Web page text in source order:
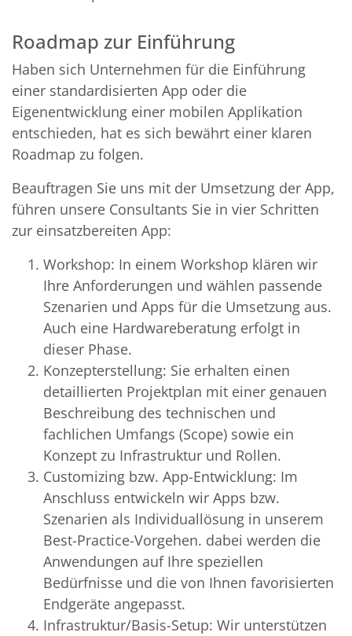
Roadmap zur Einführung
Haben sich Unternehmen für die Einführung
einer standardisierten App oder die
Eigenentwicklung einer mobilen Applikation
entschieden, hat es sich bewährt einer klaren
Roadmap zu folgen.
Beauftragen Sie uns mit der Umsetzung der App,
führen unsere Consultants Sie in vier Schritten
zur einsatzbereiten App:
Workshop: In einem Workshop klären wir
Ihre Anforderungen und wählen passende
Szenarien und Apps für die Umsetzung aus.
Auch eine Hardwareberatung erfolgt in
dieser Phase.
Konzepterstellung: Sie erhalten einen
detaillierten Projektplan mit einer genauen
Beschreibung des technischen und
fachlichen Umfangs (Scope) sowie ein
Konzept zu Infrastruktur und Rollen.
Customizing bzw. App-Entwicklung: Im
Anschluss entwickeln wir Apps bzw.
Szenarien als Individuallösung in unserem
Best-Practice-Vorgehen. dabei werden die
Anwendungen auf Ihre speziellen
Bedürfnisse und die von Ihnen favorisierten
Endgeräte angepasst.
Infrastruktur/Basis-Setup: Wir unterstützen